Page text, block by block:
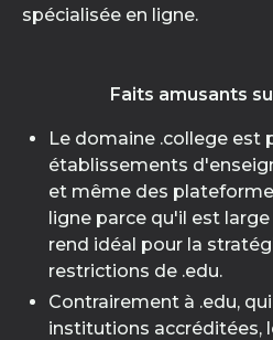
spécialisée en ligne.
Faits amusants
Le domaine .college est
établissements
et même des
ligne parce qu'il est
rend idéal pour la
restrictions de .edu.
Contrairement à .edu,
institutions accréditées,